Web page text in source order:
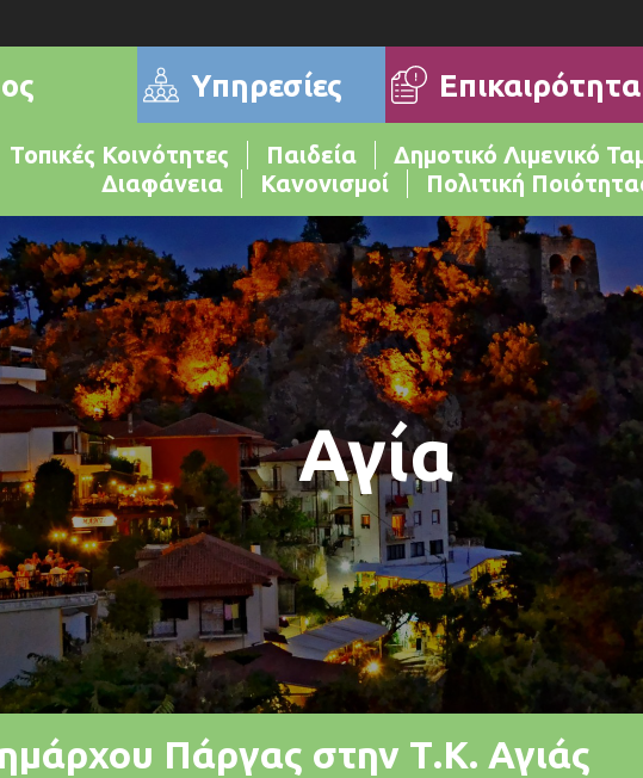
Τοπικές Κοινότητες Παιδεία
Δημοτικό Λιμενικό
Διαφάνεια
Κανονισμοί Πολιτική
Υπηρεσίες Επικαιρότητα
Αγία
Πάργας στην Τ.Κ. Αγιάς